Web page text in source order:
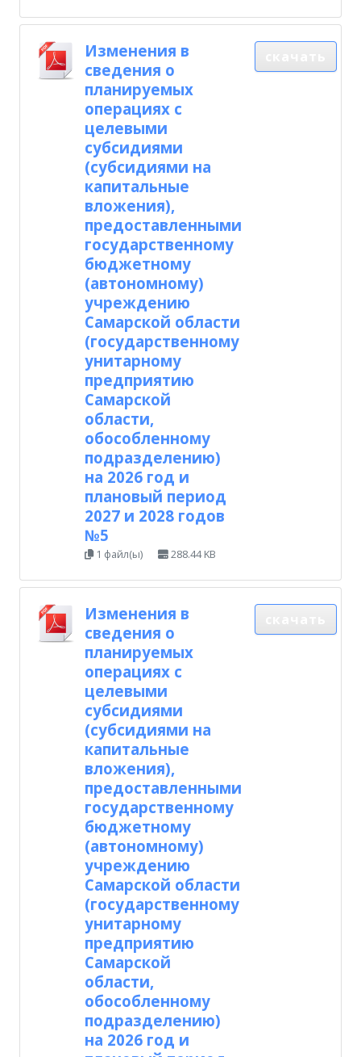
Изменения в
сведения о
планируемых
операциях с
целевыми
субсидиями
(субсидиями на
капитальные
вложения),
предоставленными
государственному
бюджетному
(автономному)
учреждению
Самарской области
(государственному
унитарному
предприятию
Самарской
области,
обособленному
подразделению)
на 2026 год и
плановый период
2027 и 2028 годов
№5
1 файл(ы) 288.44 KB
Изменения в
сведения о
планируемых
операциях с
целевыми
субсидиями
(субсидиями на
капитальные
вложения),
предоставленными
государственному
бюджетному
(автономному)
учреждению
Самарской области
(государственному
унитарному
предприятию
Самарской
области,
обособленному
подразделению)
на 2026 год и